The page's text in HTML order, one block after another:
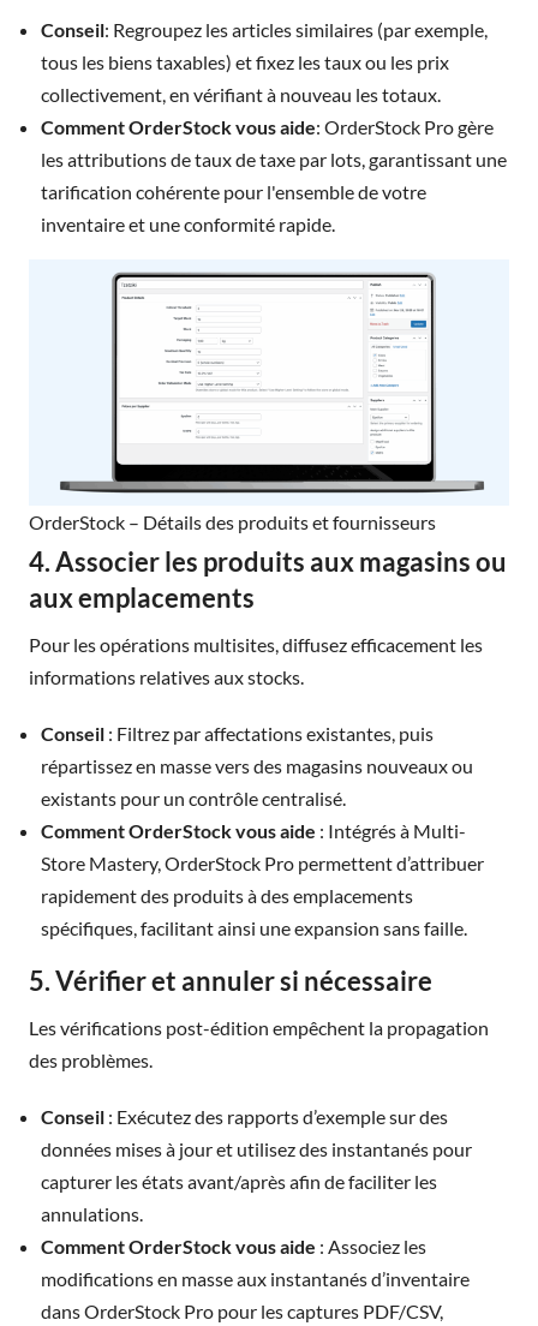
Conseil: Regroupez les articles similaires (par exemple,
tous les biens taxables) et fixez les taux ou les prix
collectivement, en vérifiant à nouveau les totaux.
Comment OrderStock vous aide: OrderStock Pro gère
les attributions de taux de taxe par lots, garantissant une
tarification cohérente pour l'ensemble de votre
inventaire et une conformité rapide.
OrderStock – Détails des produits et fournisseurs
4. Associer les produits aux magasins ou
aux emplacements
Pour les opérations multisites, diffusez efficacement les
informations relatives aux stocks.
Conseil : Filtrez par affectations existantes, puis
répartissez en masse vers des magasins nouveaux ou
existants pour un contrôle centralisé.
Comment OrderStock vous aide : Intégrés à Multi-
Store Mastery, OrderStock Pro permettent d’attribuer
rapidement des produits à des emplacements
spécifiques, facilitant ainsi une expansion sans faille.
5. Vérifier et annuler si nécessaire
Les vérifications post-édition empêchent la propagation
des problèmes.
Conseil : Exécutez des rapports d’exemple sur des
données mises à jour et utilisez des instantanés pour
capturer les états avant/après afin de faciliter les
annulations.
Comment OrderStock vous aide : Associez les
modifications en masse aux instantanés d’inventaire
dans OrderStock Pro pour les captures PDF/CSV,